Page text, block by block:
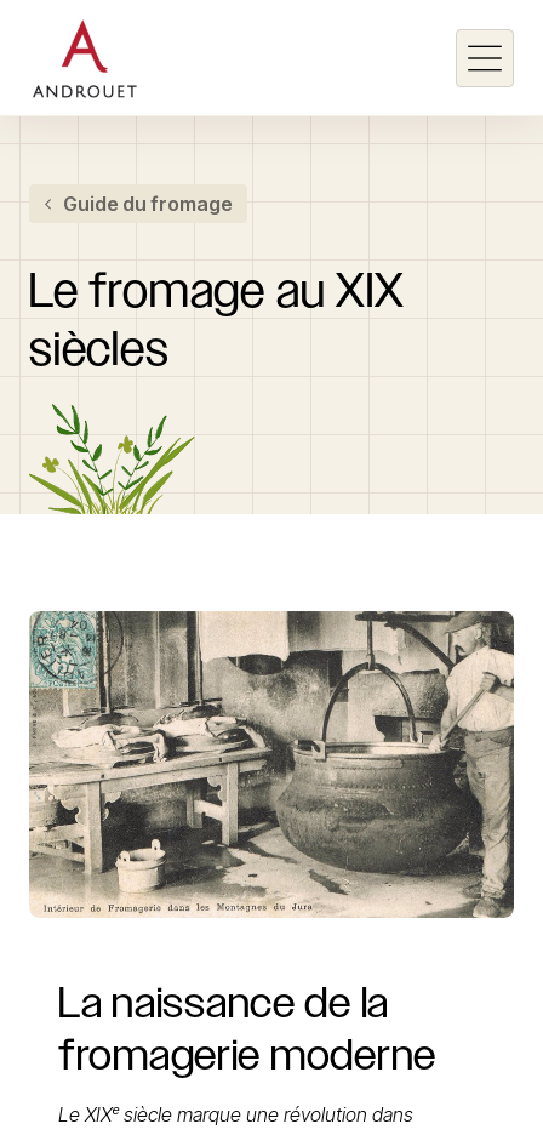
Rechercher un mot clé
Guide du fromage
Le fromage au XIX
siècles
La naissance de la
fromagerie moderne
Le XIXᵉ siècle marque une révolution dans